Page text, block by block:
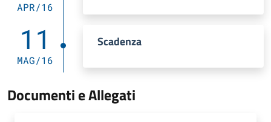
APR/16
11
MAG/16
Scadenza
Documenti e Allegati